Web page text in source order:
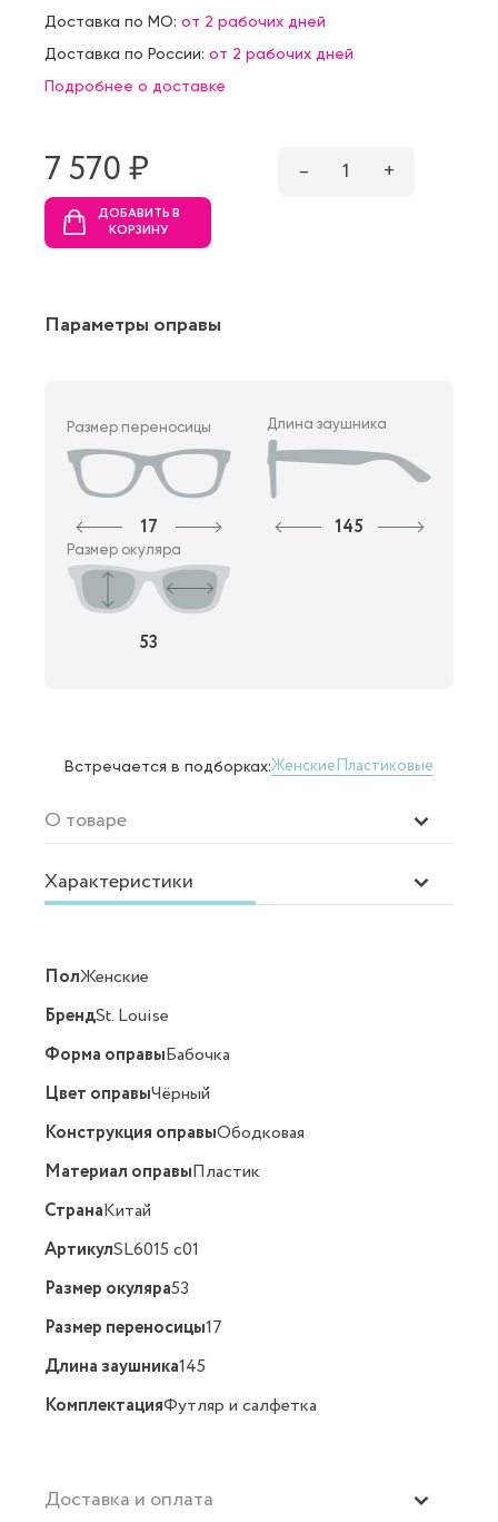
Доставка по МО: от 2 рабочих дней
Доставка по России: от 2 рабочих дней
Подробнее о доставке
7 570 ₷ – 1 +
ДОБАВИТЬ В
КОРЗИНУ
Параметры оправы
Размер переносицы
17
Длина заушника
145
Размер окуляра
53
Встречается в подборках:ЖенскиеПластиковые
О товаре
Характеристики
ПолЖенские
БрендSt. Louise
Форма оправыБабочка
Цвет оправыЧёрный
Конструкция оправыОбодковая
Материал оправыПластик
СтранаКитай
АртикулSL6015 c01
Размер окуляра53
Размер переносицы17
Длина заушника145
КомплектацияФутляр и салфетка
Доставка и оплата